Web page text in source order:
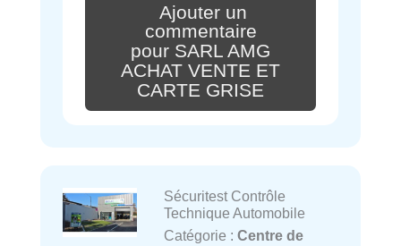
Ajouter un
commentaire
pour SARL AMG
ACHAT VENTE ET
CARTE GRISE
Sécuritest Contrôle
Technique Automobile
Catégorie : Centre de